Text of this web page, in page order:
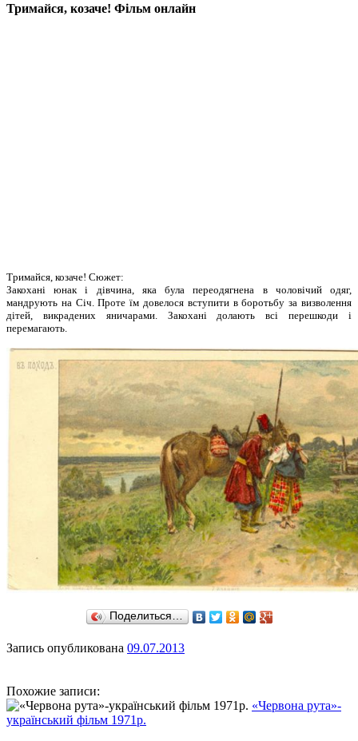
Тримайся, козаче! Фільм онлайн
Тримайся, козаче! Сюжет:
Закохані юнак і дівчина, яка була переодягнена в чоловічий одяг,
мандрують на Січ. Проте їм довелося вступити вборотьбу за визволення
дітей, викрадених яничарами. Закохані долають всі перешкоди і
перемагають.
Поделиться…
Запись опубликована 09.07.2013
Похожие записи:
«Червона рута»-
український фільм 1971р.